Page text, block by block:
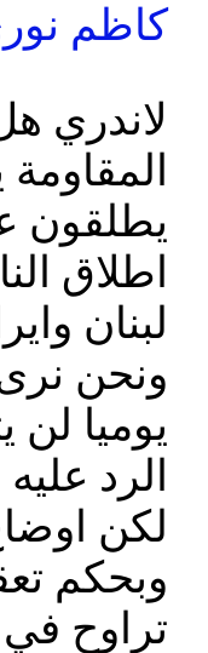
كاظم
لاندري
يطلقون
اطلاق
لبنان
ونحن
يوميا
الرد
لكن
وبحكم
تراوح في